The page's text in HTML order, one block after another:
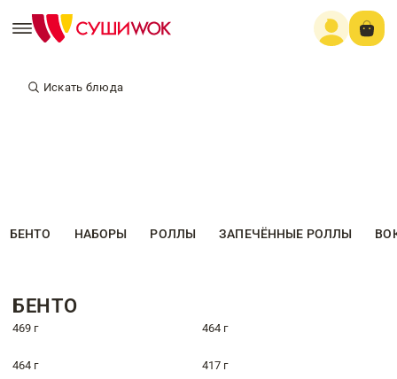
Искать блюда
БЕНТО НАБОРЫ РОЛЛЫ ЗАПЕЧЁННЫЕ РОЛЛЫ
БЕНТО
469 г 464 г
464 г 417 г